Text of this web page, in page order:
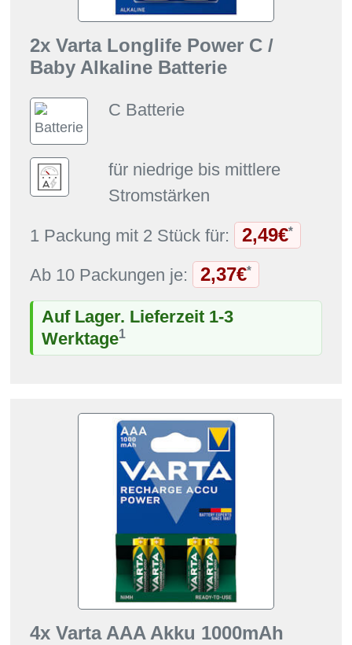
2x Varta Longlife Power C /
Baby Alkaline Batterie
C Batterie
für niedrige bis mittlere
Stromstärken
1 Packung mit 2 Stück für: 2,49€*
Ab 10 Packungen je: 2,37€*
Auf Lager. Lieferzeit 1-3
Werktage1
4x Varta AAA Akku 1000mAh